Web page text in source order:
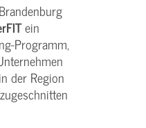
ein
Programm,
der Region